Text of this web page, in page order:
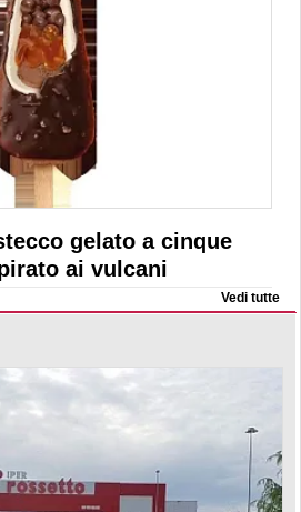
gelato a cinque
ai vulcani
Vedi tutte